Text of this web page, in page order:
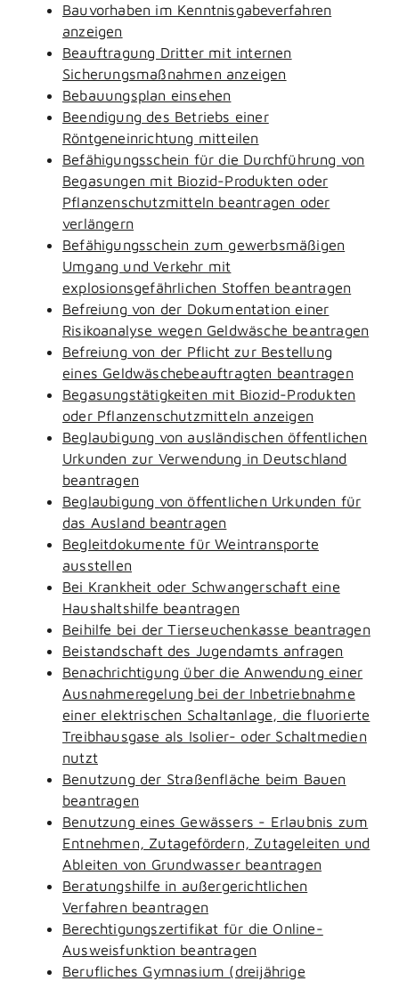
Bauvorhaben im Kenntnisgabeverfahren
anzeigen
Beauftragung Dritter mit internen
Sicherungsmaßnahmen anzeigen
Bebauungsplan einsehen
Beendigung des Betriebs einer
Röntgeneinrichtung mitteilen
Befähigungsschein für die Durchführung von
Begasungen mit Biozid-Produkten oder
Pflanzenschutzmitteln beantragen oder
verlängern
Befähigungsschein zum gewerbsmäßigen
Umgang und Verkehr mit
explosionsgefährlichen Stoffen beantragen
Befreiung von der Dokumentation einer
Risikoanalyse wegen Geldwäsche beantragen
Befreiung von der Pflicht zur Bestellung
eines Geldwäschebeauftragten beantragen
Begasungstätigkeiten mit Biozid-Produkten
oder Pflanzenschutzmitteln anzeigen
Beglaubigung von ausländischen öffentlichen
Urkunden zur Verwendung in Deutschland
beantragen
Beglaubigung von öffentlichen Urkunden für
das Ausland beantragen
Begleitdokumente für Weintransporte
ausstellen
Bei Krankheit oder Schwangerschaft eine
Haushaltshilfe beantragen
Beihilfe bei der Tierseuchenkasse beantragen
Beistandschaft des Jugendamts anfragen
Benachrichtigung über die Anwendung einer
Ausnahmeregelung bei der Inbetriebnahme
einer elektrischen Schaltanlage, die fluorierte
Treibhausgase als Isolier- oder Schaltmedien
nutzt
Benutzung der Straßenfläche beim Bauen
beantragen
Benutzung eines Gewässers - Erlaubnis zum
Entnehmen, Zutagefördern, Zutageleiten und
Ableiten von Grundwasser beantragen
Beratungshilfe in außergerichtlichen
Verfahren beantragen
Berechtigungszertifikat für die Online-
Ausweisfunktion beantragen
Berufliches Gymnasium (dreijährige